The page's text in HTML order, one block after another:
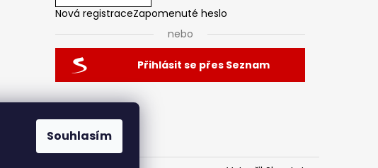
Souhlasím
Nová registraceZapomenuté heslo
nebo
Přihlásit se přes Seznam